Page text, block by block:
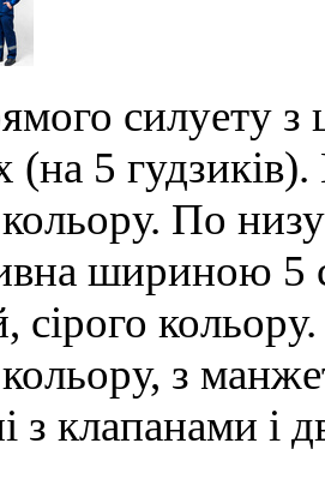
силуету з
(на 5
По
шириною
сірого
з
з клапанами і